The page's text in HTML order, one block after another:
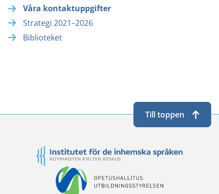
Våra kontaktuppgifter
Strategi 2021–2026
Biblioteket
Till toppen